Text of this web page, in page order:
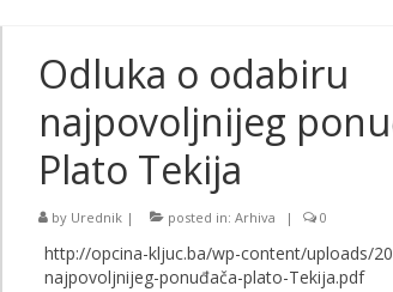
Odluka o odabiru
najpovoljnijeg
Plato Tekija
by Urednik| posted in: Arhiva | 0
http://opcina-kljuc.ba/wp-content/uploads/
najpovoljnijeg-ponuđača-plato-Tekija.pdf